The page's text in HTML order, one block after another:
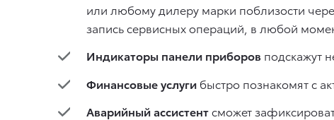
или любому дилеру марки поблизости
запись сервисных операций, в любой
Индикаторы панели приборов подскажут
Финансовые услуги быстро познакомят с
Аварийный ассистентсможет